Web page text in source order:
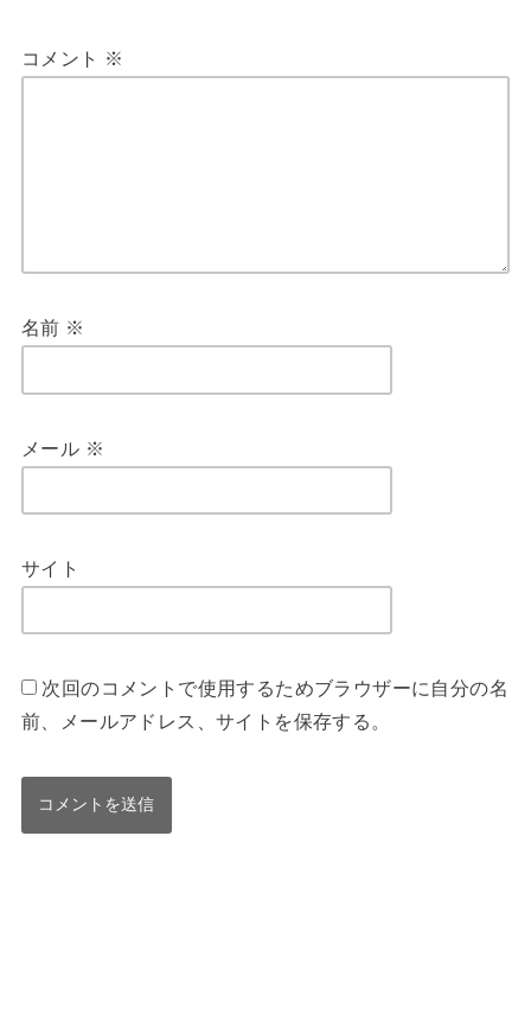
コメント ※
名前 ※
メール ※
サイト
次回のコメントで使用するためブラウザーに自分の名
前、メールアドレス、サイトを保存する。